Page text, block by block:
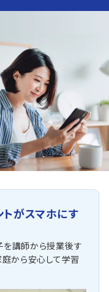
がスマホにす
を講師から授業後す
庭から安心して学習